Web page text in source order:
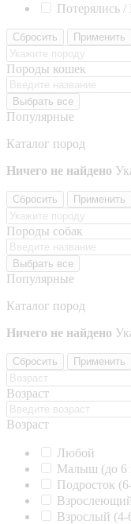
Потерялись
Сбросить Применить
Породы кошек
Выбрать все
Популярные
Каталог пород
Ничего не найдено
Сбросить Применить
Породы собак
Выбрать все
Популярные
Каталог пород
Ничего не найдено
Сбросить Применить
Возраст
Возраст
Любой
Малыш (до 6
Подросток
Взрослый (4-